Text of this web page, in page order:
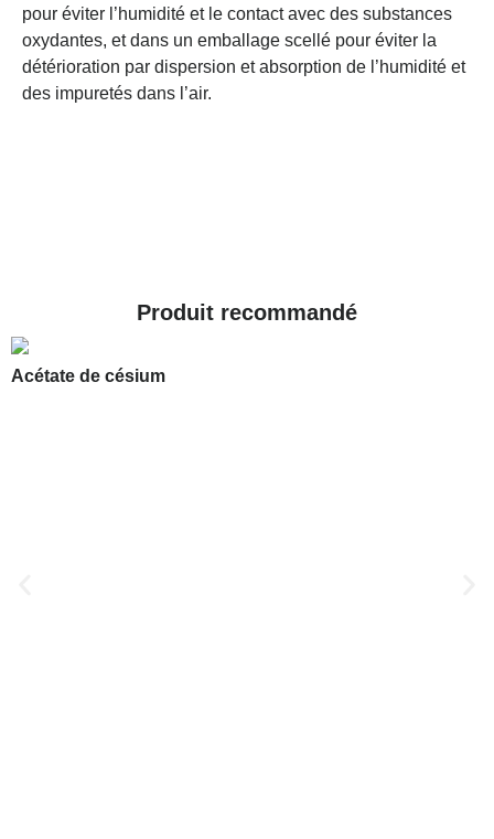
pour éviter l’humidité et le contact avec des substances
oxydantes, et dans un emballage scellé pour éviter la
détérioration par dispersion et absorption de l’humidité et
des impuretés dans l’air.
Produit recommandé
Acétate de césium